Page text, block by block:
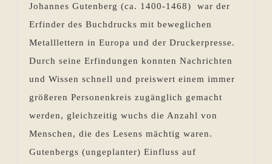
Volltexte
für
alle
Leser
Johannes Gutenberg (ca. 1400-1468) war der
Erfinder des Buchdrucks mit beweglichen
Metalllettern in Europa und der Druckerpresse.
Durch seine Erfindungen konnten Nachrichten
und Wissen schnell und preiswert einem immer
größeren Personenkreis zugänglich gemacht
werden, gleichzeitig wuchs die Anzahl von
Menschen, die des Lesens mächtig waren.
Gutenbergs (ungeplanter) Einfluss auf